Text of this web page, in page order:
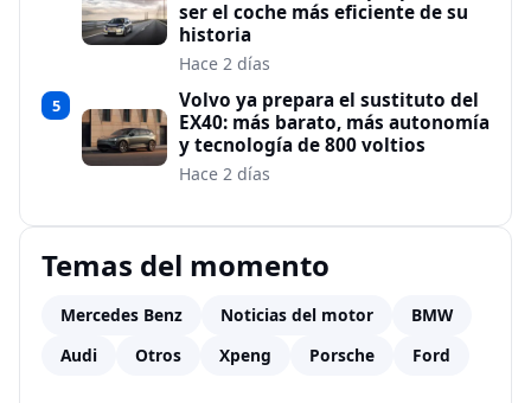
ser el coche más eficiente de su
historia
Hace 2 días
5
Volvo ya prepara el sustituto del
EX40: más barato, más autonomía
y tecnología de 800 voltios
Hace 2 días
Temas del momento
Mercedes Benz Noticias del motor
BMW
Audi
Otros Xpeng Porsche Ford